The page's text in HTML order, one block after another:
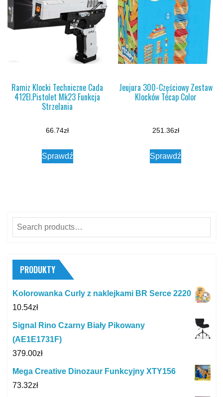
Ramiz Klocki Techniczne Cada
412El.Pistolet Mk23 Funkcja
Strzelania
66.74zł
Sprawdź
Jeujura 300-Częściowy Zestaw
Klocków Técap Color
251.36zł
Sprawdź
Search
for:
PRODUKTY
Kolorowanka Curly z naklejkami BR Serce 2220
10.54zł
Signal Rino Czarny Biały Pikowany
(AE1E1731F)
379.00zł
Mega Creative Dinozaur Funkcyjny XTY156
73.32zł